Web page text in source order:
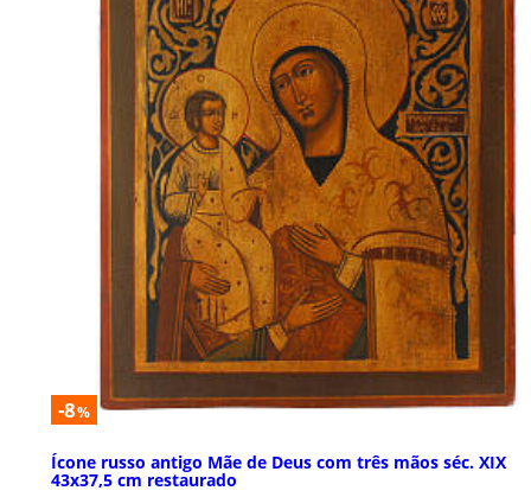
-8%
Ícone russo antigo Mãe de Deus com três mãos séc. XIX
43x37,5 cm restaurado